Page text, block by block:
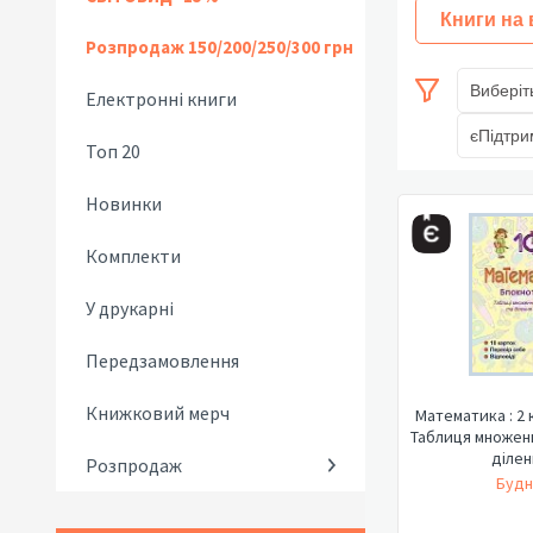
Розпродаж 150/200/250/300 грн
Електронні книги
Топ 20
Новинки
Комплекти
У друкарні
Передзамовлення
Книжковий мерч
Розпродаж
Книги на
Математика :
Таблиця